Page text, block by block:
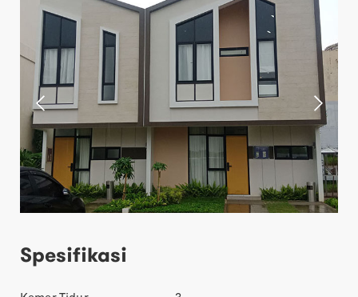
Previous Next
Spesifikasi